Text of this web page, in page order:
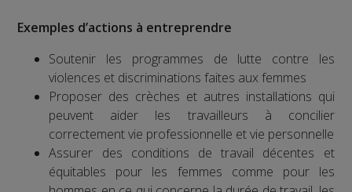
Exemples d’actions à entreprendre
Soutenir les programmes de lutte contre les
violences et discriminations faites aux femmes
Proposer des crèches et autres installations qui
peuvent aider les travailleurs à concilier
correctement vie professionnelle et vie personnelle
Assurer des conditions de travail décentes et
équitables pour les femmes comme pour les